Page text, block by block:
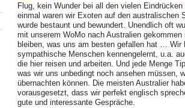
Flug, kein Wunder bei all den vielen
einmal waren wir Exoten auf den australischen
wurde bestaunt und bewundert. Unendlich oft
mit unserem WoMo nach Australien gekommen
bleiben, was uns am besten gefallen hat … Wir
sympathische Menschen kennengelernt, u.a.
die hier reisen und arbeiten. Und jede Menge
was wir uns unbedingt noch ansehen müssen,
übernachten können. Die meisten Australier
vorausgesetzt, dass wir perfekt englisch
gute und interessante Gespräche.